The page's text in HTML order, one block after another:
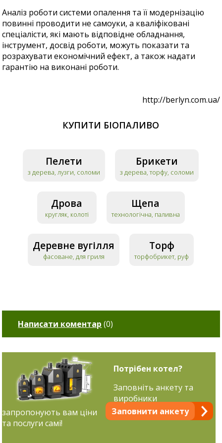
Аналіз роботи системи опалення та її модернізацію
повинні проводити не самоуки, а кваліфіковані
спеціалісти, які мають відповідне обладнання,
інструмент, досвід роботи, можуть показати та
розрахувати економічний ефект, а також надати
гарантію на виконані роботи.
http://berlyn.com.ua/
КУПИТИ БІОПАЛИВО
Пелети
з дерева, лузги, соломи
Брикети
з дерева, торфу, соломи
Дрова
кругляк, колоті
Щепа
технологічна, паливна
Деревне вугілля
фасоване, для гриля
Торф
торфобрикет, руф
Написати коментар (0)
Потрібен котел?
Заповнити анкету
Заповніть анкету та
виробники
запропонують вам ціни
та послуги самі!